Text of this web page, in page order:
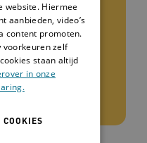
website. Hiermee
aanbieden, video’s
content promoten.
voorkeuren zelf
staan altijd
in onze